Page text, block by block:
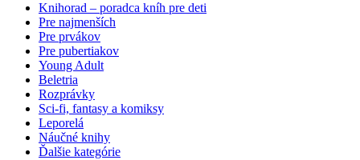
Knihorad – poradca kníh pre deti
Pre najmenších
Pre prvákov
Pre pubertiakov
Young Adult
Beletria
Rozprávky
Sci-fi, fantasy a komiksy
Leporelá
Náučné knihy
Ďalšie kategórie